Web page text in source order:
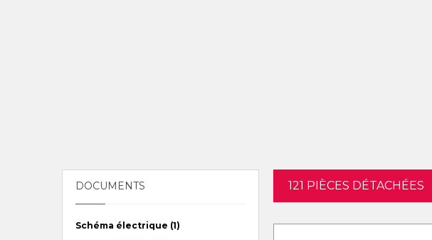
DOCUMENTS
Schéma électrique (1)
121 PIÈCES DÉTACHÉES